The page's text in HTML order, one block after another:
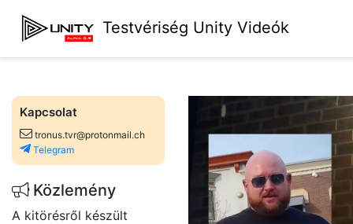
Testvériség Unity Videók
Kapcsolat
tronus.tvr@protonmail.ch
Telegram
Közlemény
A kitörésről készült